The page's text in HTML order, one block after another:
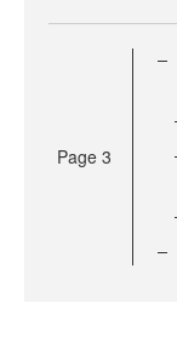
Page 3